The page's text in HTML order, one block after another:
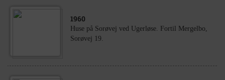
1960
Huse på Sorøvej ved Ugerløse. Fortil Mergelbo,
Sorøvej 19.